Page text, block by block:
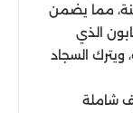
مما يضمن
الذي
ويترك السجاد
شاملة